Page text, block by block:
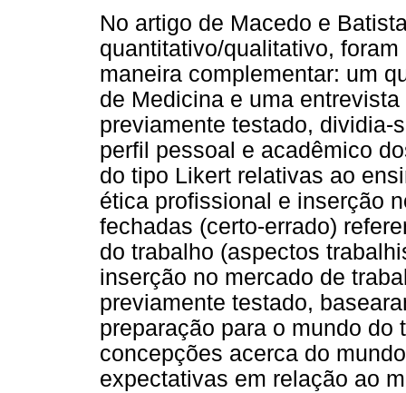
No artigo de Macedo e
quantitativo/qualitativo,
maneira complementar: um
de Medicina e uma
previamente testado, dividia-
perfil pessoal e acadêmico
do tipo Likert relativas ao
ética profissional e inserção
fechadas (certo-errado)
do trabalho (aspectos
inserção no mercado de
previamente testado,
preparação para o mundo do
concepções acerca do
expectativas em relação ao